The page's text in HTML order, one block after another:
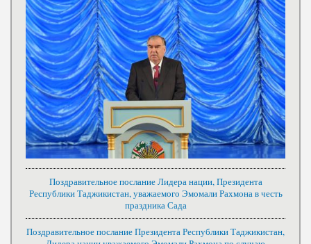
Поздравительное послание Лидера нации, Президента
Республики Таджикистан, уважаемого Эмомали Рахмона в честь
праздника Сада
Поздравительное послание Президента Республики Таджикистан,